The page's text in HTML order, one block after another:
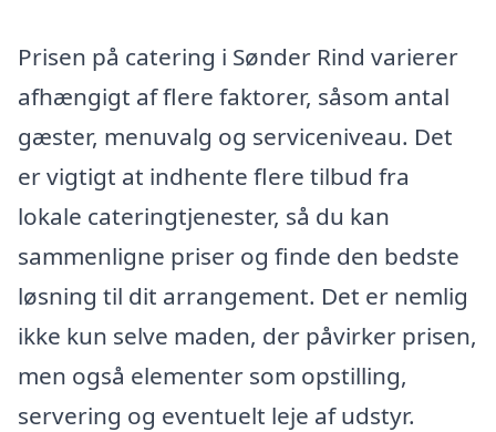
Prisen på catering i Sønder Rind varierer
afhængigt af flere faktorer, såsom antal
gæster, menuvalg og serviceniveau. Det
er vigtigt at indhente flere tilbud fra
lokale cateringtjenester, så du kan
sammenligne priser og finde den bedste
løsning til dit arrangement. Det er nemlig
ikke kun selve maden, der påvirker prisen,
men også elementer som opstilling,
servering og eventuelt leje af udstyr.